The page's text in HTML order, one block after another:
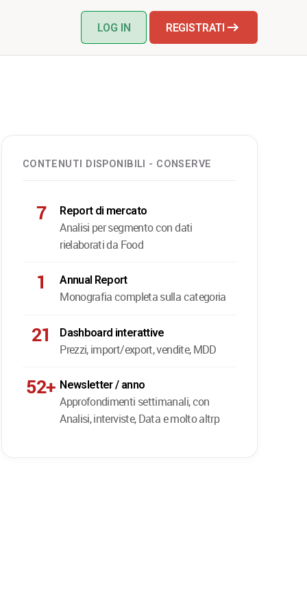
LOG IN REGISTRATI
CONTENUTI DISPONIBILI - CONSERVE
7 Report di mercato
Analisi per segmento con dati
rielaborati da Food
1 Annual Report
Monografia completa sulla categoria
21 Dashboard interattive
Prezzi, import/export, vendite, MDD
52+ Newsletter / anno
Approfondimenti settimanali, con
Analisi, interviste, Data e molto altrp